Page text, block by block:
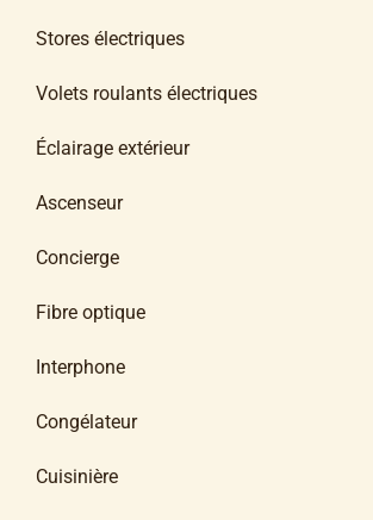
Stores électriques
Volets roulants électriques
Éclairage extérieur
Ascenseur
Concierge
Fibre optique
Interphone
Congélateur
Cuisinière